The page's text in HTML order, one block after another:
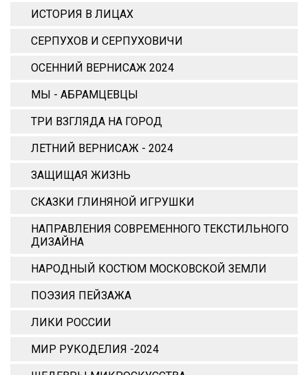
ИСТОРИЯ В ЛИЦАХ
СЕРПУХОВ И СЕРПУХОВИЧИ
ОСЕННИЙ ВЕРНИСАЖ 2024
МЫ - АБРАМЦЕВЦЫ
ТРИ ВЗГЛЯДА НА ГОРОД
ЛЕТНИЙ ВЕРНИСАЖ - 2024
ЗАЩИЩАЯ ЖИЗНЬ
СКАЗКИ ГЛИНЯНОЙ ИГРУШКИ
НАПРАВЛЕНИЯ СОВРЕМЕННОГО ТЕКСТИЛЬНОГО
ДИЗАЙНА
НАРОДНЫЙ КОСТЮМ МОСКОВСКОЙ ЗЕМЛИ
ПОЭЗИЯ ПЕЙЗАЖА
ЛИКИ РОССИИ
МИР РУКОДЕЛИЯ -2024